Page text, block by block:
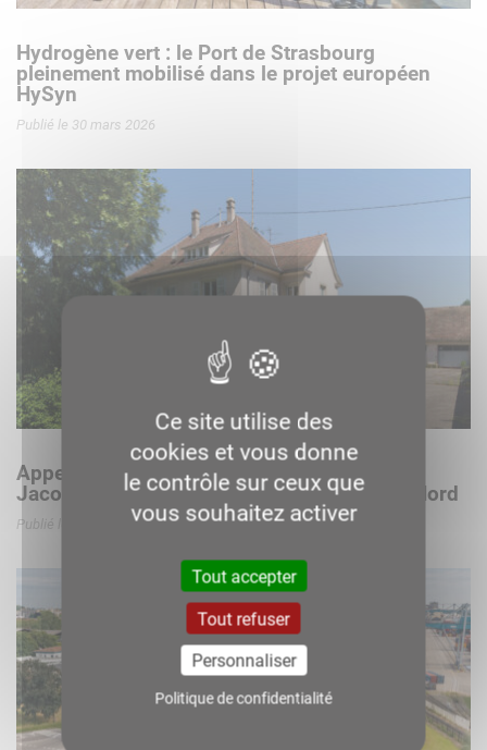
Hydrogène vert : le Port de Strasbourg
pleinement mobilisé dans le projet européen
HySyn
Publié le 30 mars 2026
Appel à projet – reconversion du 45 quai
Jacoutot en site tertiaire à l’entrée du Port Nord
Publié le 26 février 2026
Ce site utilise des
cookies et vous donne
le contrôle sur ceux que
vous souhaitez activer
Tout accepter
Tout refuser
Personnaliser
Politique de confidentialité